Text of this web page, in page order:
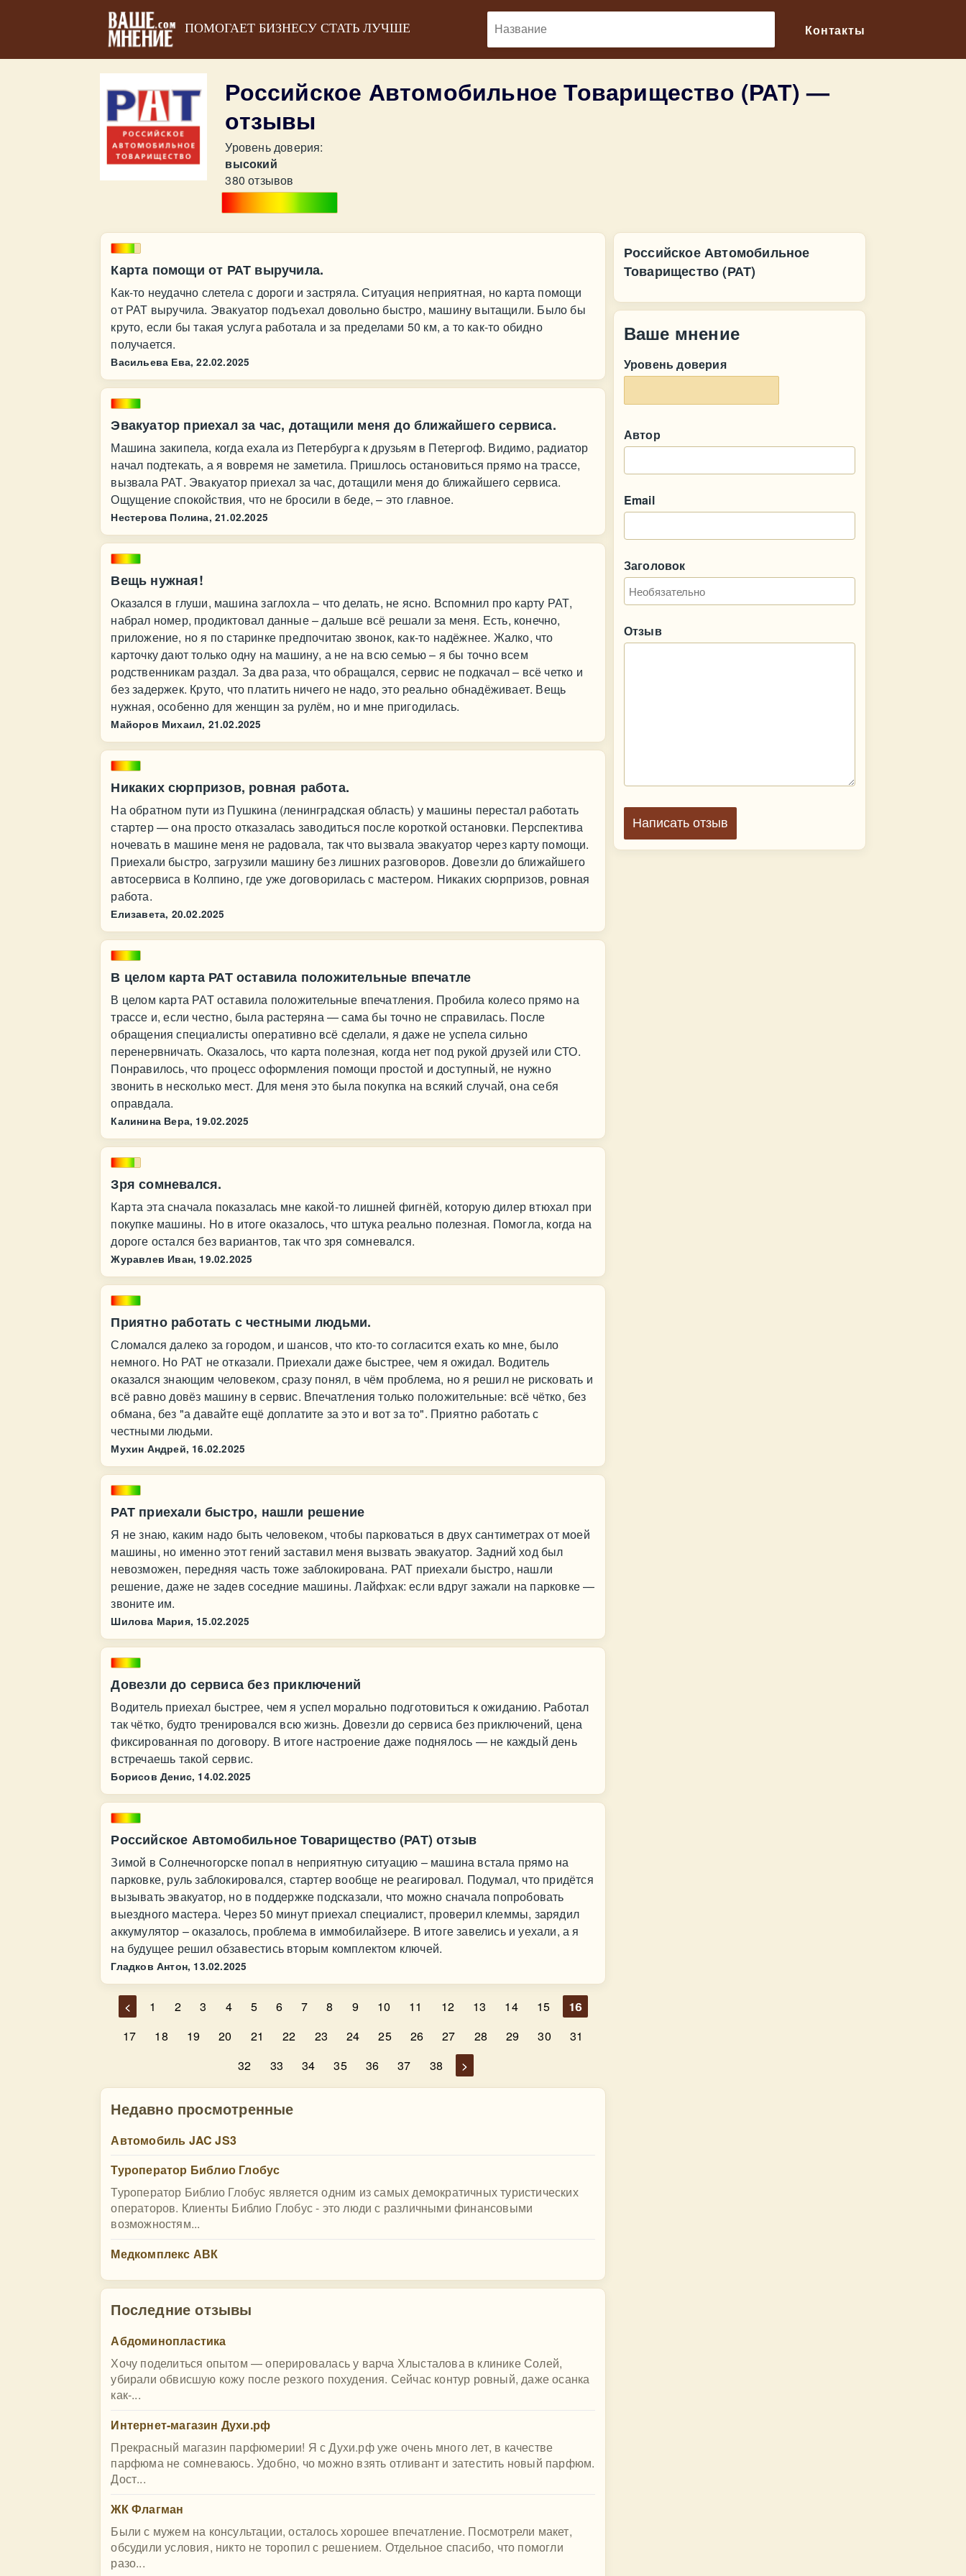
ПОМОГАЕТ БИЗНЕСУ СТАТЬ ЛУЧШЕ Контакты
Российское Автомобильное Товарищество (РАТ) —
отзывы
Уровень доверия:
высокий
380 отзывов
Карта помощи от РАТ выручила.
Как-то неудачно слетела с дороги и застряла. Ситуация неприятная, но карта помощи
от РАТ выручила. Эвакуатор подъехал довольно быстро, машину вытащили. Было бы
круто, если бы такая услуга работала и за пределами 50 км, а то как-то обидно
получается.
Васильева Ева, 22.02.2025
Эвакуатор приехал за час, дотащили меня до ближайшего сервиса.
Машина закипела, когда ехала из Петербурга к друзьям в Петергоф. Видимо, радиатор
начал подтекать, а я вовремя не заметила. Пришлось остановиться прямо на трассе,
вызвала РАТ. Эвакуатор приехал за час, дотащили меня до ближайшего сервиса.
Ощущение спокойствия, что не бросили в беде, – это главное.
Нестерова Полина, 21.02.2025
Вещь нужная!
Оказался в глуши, машина заглохла – что делать, не ясно. Вспомнил про карту РАТ,
набрал номер, продиктовал данные – дальше всё решали за меня. Есть, конечно,
приложение, но я по старинке предпочитаю звонок, как-то надёжнее. Жалко, что
карточку дают только одну на машину, а не на всю семью – я бы точно всем
родственникам раздал. За два раза, что обращался, сервис не подкачал – всё четко и
без задержек. Круто, что платить ничего не надо, это реально обнадёживает. Вещь
нужная, особенно для женщин за рулём, но и мне пригодилась.
Майоров Михаил, 21.02.2025
Никаких сюрпризов, ровная работа.
На обратном пути из Пушкина (ленинградская область) у машины перестал работать
стартер — она просто отказалась заводиться после короткой остановки. Перспектива
ночевать в машине меня не радовала, так что вызвала эвакуатор через карту помощи.
Приехали быстро, загрузили машину без лишних разговоров. Довезли до ближайшего
автосервиса в Колпино, где уже договорилась с мастером. Никаких сюрпризов, ровная
работа.
Елизавета, 20.02.2025
В целом карта РАТ оставила положительные впечатле
В целом карта РАТ оставила положительные впечатления. Пробила колесо прямо на
трассе и, если честно, была растеряна — сама бы точно не справилась. После
обращения специалисты оперативно всё сделали, я даже не успела сильно
перенервничать. Оказалось, что карта полезная, когда нет под рукой друзей или СТО.
Понравилось, что процесс оформления помощи простой и доступный, не нужно
звонить в несколько мест. Для меня это была покупка на всякий случай, она себя
оправдала.
Калинина Вера, 19.02.2025
Зря сомневался.
Карта эта сначала показалась мне какой-то лишней фигнёй, которую дилер втюхал при
покупке машины. Но в итоге оказалось, что штука реально полезная. Помогла, когда на
дороге остался без вариантов, так что зря сомневался.
Журавлев Иван, 19.02.2025
Приятно работать с честными людьми.
Сломался далеко за городом, и шансов, что кто-то согласится ехать ко мне, было
немного. Но РАТ не отказали. Приехали даже быстрее, чем я ожидал. Водитель
оказался знающим человеком, сразу понял, в чём проблема, но я решил не рисковать и
всё равно довёз машину в сервис. Впечатления только положительные: всё чётко, без
обмана, без "а давайте ещё доплатите за это и вот за то". Приятно работать с
честными людьми.
Мухин Андрей, 16.02.2025
РАТ приехали быстро, нашли решение
Я не знаю, каким надо быть человеком, чтобы парковаться в двух сантиметрах от моей
машины, но именно этот гений заставил меня вызвать эвакуатор. Задний ход был
невозможен, передняя часть тоже заблокирована. РАТ приехали быстро, нашли
решение, даже не задев соседние машины. Лайфхак: если вдруг зажали на парковке —
звоните им.
Шилова Мария, 15.02.2025
Довезли до сервиса без приключений
Водитель приехал быстрее, чем я успел морально подготовиться к ожиданию. Работал
так чётко, будто тренировался всю жизнь. Довезли до сервиса без приключений, цена
фиксированная по договору. В итоге настроение даже поднялось — не каждый день
встречаешь такой сервис.
Борисов Денис, 14.02.2025
Российское Автомобильное Товарищество (РАТ) отзыв
Зимой в Солнечногорске попал в неприятную ситуацию – машина встала прямо на
парковке, руль заблокировался, стартер вообще не реагировал. Подумал, что придётся
вызывать эвакуатор, но в поддержке подсказали, что можно сначала попробовать
выездного мастера. Через 50 минут приехал специалист, проверил клеммы, зарядил
аккумулятор – оказалось, проблема в иммобилайзере. В итоге завелись и уехали, а я
на будущее решил обзавестись вторым комплектом ключей.
Гладков Антон, 13.02.2025
< 1 2 3 4 5 6 7 8 9 10 11 12 13 14 15
16
17
18 19 20 21 22 23 24 25 26 27 28 29 30
31
32
33 34 35 36 37 38 >
Недавно просмотренные
Автомобиль JAC JS3
Туроператор Библио Глобус
Туроператор Библио Глобус является одним из самых демократичных туристических
операторов. Клиенты Библио Глобус - это люди с различными финансовыми
возможностям...
Медкомплекс АВК
Последние отзывы
Абдоминопластика
Хочу поделиться опытом — оперировалась у варча Хлысталова в клинике Солей,
убирали обвисшую кожу после резкого похудения. Сейчас контур ровный, даже осанка
как-...
Интернет-магазин Духи.рф
Прекрасный магазин парфюмерии! Я с Духи.рф уже очень много лет, в качестве
парфюма не сомневаюсь. Удобно, чо можно взять отливант и затестить новый парфюм.
Дост...
ЖК Флагман
Были с мужем на консультации, осталось хорошее впечатление. Посмотрели макет,
обсудили условия, никто не торопил с решением. Отдельное спасибо, что помогли
разо...
Российское Автомобильное
Товарищество (РАТ)
Ваше мнение
Уровень доверия
Автор
Email
Заголовок
Отзыв
Написать отзыв